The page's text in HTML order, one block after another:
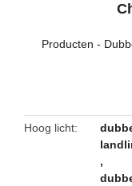
Producten -
Hoog licht
,